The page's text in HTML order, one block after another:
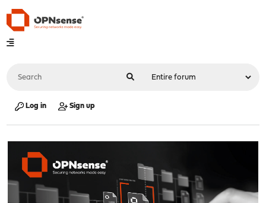
Log in Sign up